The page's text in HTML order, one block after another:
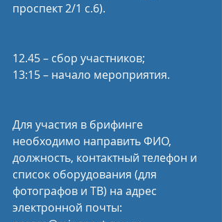
проспект 2/1 с.6).
12.45 – сбор участников;
13:15 – начало мероприятия.
Для участия в брифинге
необходимо направить ФИО,
должность, контактный телефон и
список оборудования (для
фотографов и ТВ) на адрес
электронной почты: